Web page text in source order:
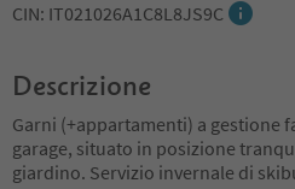
CIN: IT021026A1C8L8JS9C
Descrizione
Garni (+appartamenti) a gestione
garage, situato in posizione
giardino. Servizio invernale di